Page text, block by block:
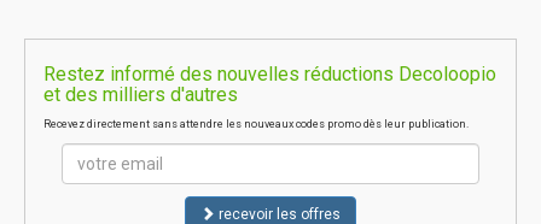
Restez informé des nouvelles réductions Decoloopio
et des milliers d'autres
Recevez directement sans attendre les nouveaux codes promo dès leur publication.
recevoir les offres